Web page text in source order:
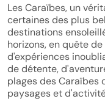
Les Caraïbes, un
certaines des plus
destinations
horizons, en quête
d'expériences
de détente,
plages des Caraïbes
paysages et